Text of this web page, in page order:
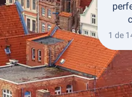
1 de